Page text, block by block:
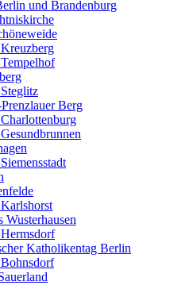
und Brandenburg
Berg
Wusterhausen
Katholikentag Berlin